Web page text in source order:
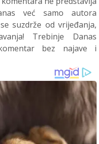
već samo autora
suzdrže od vrijeđanja,
Trebinje Danas
bez najave i